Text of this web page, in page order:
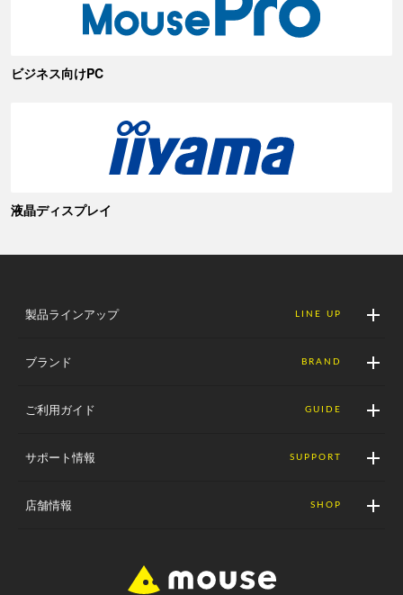
ビジネス向けPC
液晶ディスプレイ
製品ラインアップ LINE UP
ブランド BRAND
ご利用ガイド GUIDE
サポート情報 SUPPORT
店舗情報 SHOP